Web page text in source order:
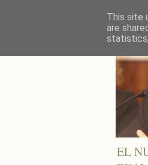
EL
This site
are